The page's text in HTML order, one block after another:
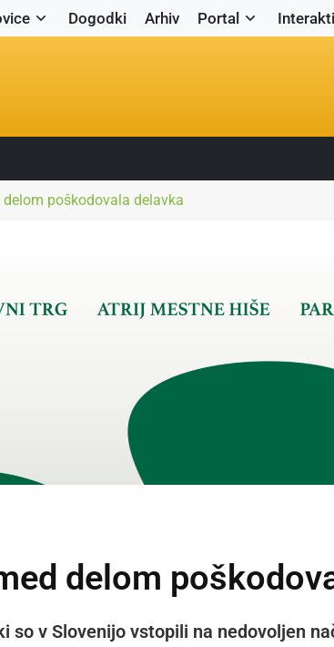
Dogodki Arhiv Portal
poškodovala delavka
delom
so v Slovenijo vstopili na nedovoljen